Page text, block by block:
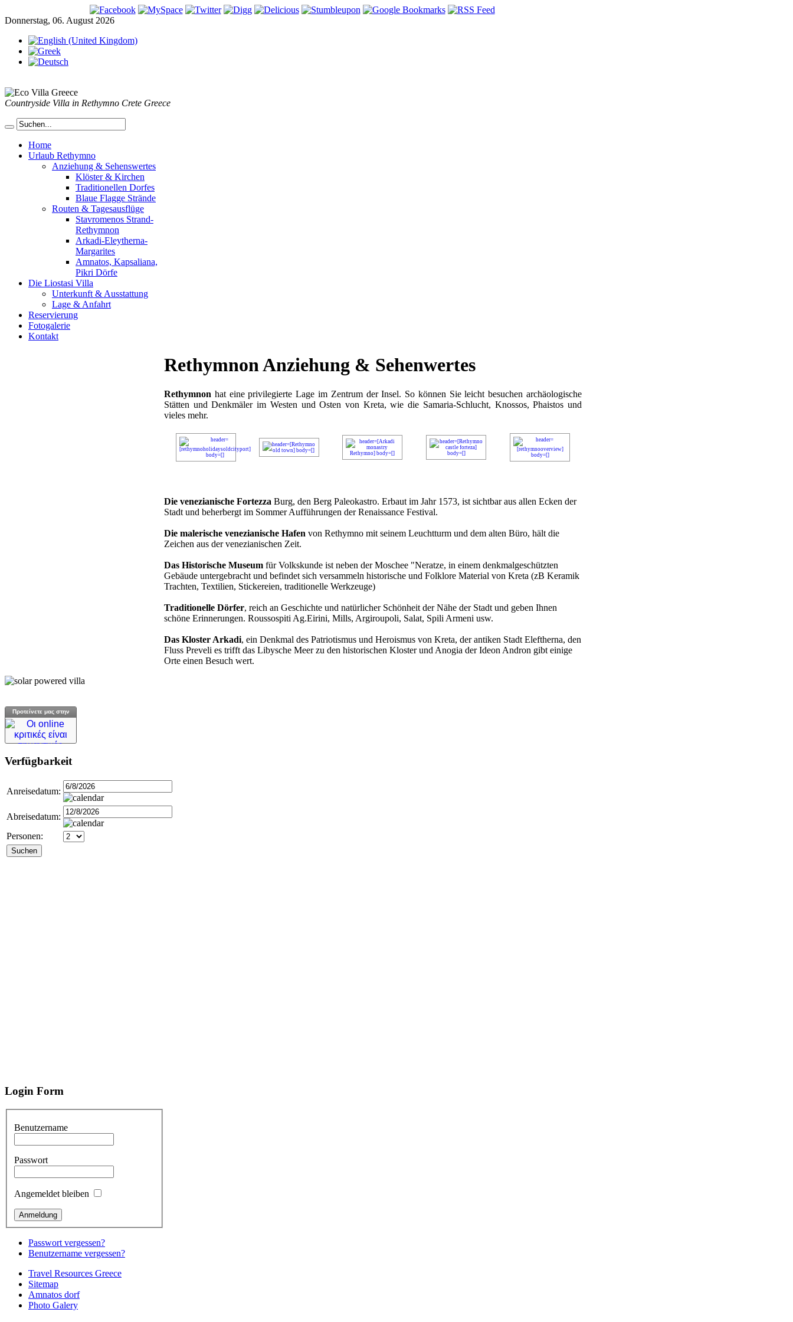
Donnerstag, 06. August 2026
Countryside Villa in Rethymno Crete Greece
Home
Urlaub Rethymno
Anziehung & Sehenswertes
Klöster & Kirchen
Traditionellen Dorfes
Blaue Flagge Strände
Routen & Tagesausflüge
Stavromenos Strand-
Rethymnon
Arkadi-Eleytherna-
Margarites
Amnatos, Kapsaliana,
Pikri Dörfe
Die Liostasi Villa
Unterkunft & Ausstattung
Lage & Anfahrt
Reservierung
Fotogalerie
Kontakt
Rethymnon Anziehung & Sehenwertes
Rethymnon hat eine privilegierte Lage im Zentrum der Insel. So können Sie leicht besuchen archäologische
Stätten und Denkmäler im Westen und Osten von Kreta, wie die Samaria-Schlucht, Knossos, Phaistos und
vieles mehr.
Die venezianische Fortezza Burg, den Berg Paleokastro. Erbaut im Jahr 1573, ist sichtbar aus allen Ecken der
Stadt und beherbergt im Sommer Aufführungen der Renaissance Festival.
Die malerische venezianische Hafen von Rethymno mit seinem Leuchtturm und dem alten Büro, hält die
Zeichen aus der venezianischen Zeit.
Das Historische Museum für Volkskunde ist neben der Moschee "Neratze, in einem denkmalgeschützten
Gebäude untergebracht und befindet sich versammeln historische und Folklore Material von Kreta (zB Keramik
Trachten, Textilien, Stickereien, traditionelle Werkzeuge)
Traditionelle Dörfer, reich an Geschichte und natürlicher Schönheit der Nähe der Stadt und geben Ihnen
schöne Erinnerungen. Roussospiti Ag.Eirini, Mills, Argiroupoli, Salat, Spili Armeni usw.
Das Kloster Arkadi, ein Denkmal des Patriotismus und Heroismus von Kreta, der antiken Stadt Eleftherna, den
Fluss Preveli es trifft das Libysche Meer zu den historischen Kloster und Anogia der Ideon Andron gibt einige
Orte einen Besuch wert.
Προτείνετε μας στην
Verfügbarkeit
Anreisedatum:
Abreisedatum:
Personen:
Login Form
Benutzername
Passwort
Angemeldet bleiben
Passwort vergessen?
Benutzername vergessen?
Travel Resources Greece
Sitemap
Amnatos dorf
Photo Galery